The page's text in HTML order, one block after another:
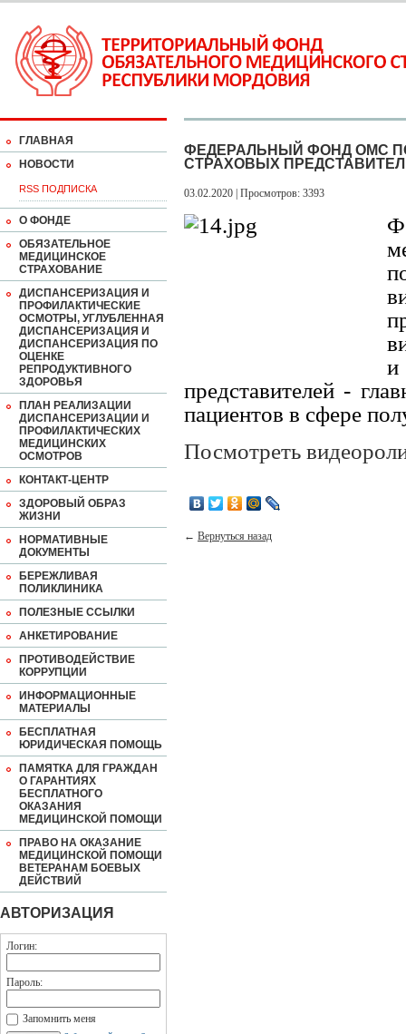
ГЛАВНАЯ
НОВОСТИ
RSS ПОДПИСКА
О ФОНДЕ
ОБЯЗАТЕЛЬНОЕ
МЕДИЦИНСКОЕ
СТРАХОВАНИЕ
ДИСПАНСЕРИЗАЦИЯ И
ПРОФИЛАКТИЧЕСКИЕ
ОСМОТРЫ, УГЛУБЛЕННАЯ
ДИСПАНСЕРИЗАЦИЯ И
ДИСПАНСЕРИЗАЦИЯ ПО
ОЦЕНКЕ
РЕПРОДУКТИВНОГО
ЗДОРОВЬЯ
ПЛАН РЕАЛИЗАЦИИ
ДИСПАНСЕРИЗАЦИИ И
ПРОФИЛАКТИЧЕСКИХ
МЕДИЦИНСКИХ
ОСМОТРОВ
КОНТАКТ-ЦЕНТР
ЗДОРОВЫЙ ОБРАЗ
ЖИЗНИ
НОРМАТИВНЫЕ
ДОКУМЕНТЫ
БЕРЕЖЛИВАЯ
ПОЛИКЛИНИКА
ПОЛЕЗНЫЕ ССЫЛКИ
АНКЕТИРОВАНИЕ
ПРОТИВОДЕЙСТВИЕ
КОРРУПЦИИ
ИНФОРМАЦИОННЫЕ
МАТЕРИАЛЫ
БЕСПЛАТНАЯ
ЮРИДИЧЕСКАЯ ПОМОЩЬ
ПАМЯТКА ДЛЯ ГРАЖДАН
О ГАРАНТИЯХ
БЕСПЛАТНОГО
ОКАЗАНИЯ
МЕДИЦИНСКОЙ ПОМОЩИ
ПРАВО НА ОКАЗАНИЕ
МЕДИЦИНСКОЙ ПОМОЩИ
ВЕТЕРАНАМ БОЕВЫХ
ДЕЙСТВИЙ
АВТОРИЗАЦИЯ
Логин:
Пароль:
Запомнить меня
ФЕДЕРАЛЬНЫЙ ФОНД ОМС
СТРАХОВЫХ
03.02.2020 | Просмотров: 3393
представителей -
пациентов в сфере
Посмотреть
← Вернуться назад